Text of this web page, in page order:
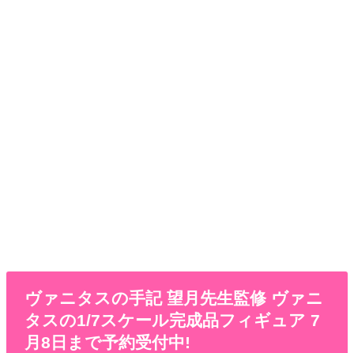
ヴァニタスの手記 望月先生監修 ヴァニ
タスの1/7スケール完成品フィギュア 7
月8日まで予約受付中!